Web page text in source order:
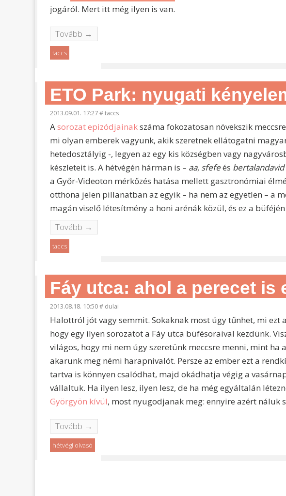
jogáról. Mert itt még ilyen is van.
Tovább →
taccs
ETO Park: nyugati
2013.09.01. 17:27#taccs
Asorozat epizódjainakszáma fokozatosan növekszik
mi olyan emberek vagyunk, akik szeretnek ellátogatni
hetedosztályig -, legyen az egy kis községben vagy
készleteit is. A hétvégén hárman is – aa, sfefeés bertalandavid
a Győr-Videoton mérkőzés hatása mellett gasztronómiai
otthona jelen pillanatban az egyik – ha nem az egyetlen – a
magán viselő létesítmény a honi arénák közül, és ez a
Tovább →
taccs
Fáy utca: ahol a perecet is
2013.08.18. 10:50# dulai
Halottról jót vagy semmit. Sokaknak most úgy tűnhet, mi ezt
hogy egy ilyen sorozatot a Fáy utca büfésoraival kezdünk.
világos, hogy mi nem úgy szeretünk meccsre menni, mint ha
akarunk meg némi harapnivalót. Persze az ember ezt a
tartva is könnyen csalódhat, majd okádhatja végig a
vállaltuk. Ha ilyen lesz, ilyen lesz, de ha még egyáltalán
Györgyön kívül, most nyugodjanak meg: ennyire azért náluk
Tovább →
hétvégi olvasó